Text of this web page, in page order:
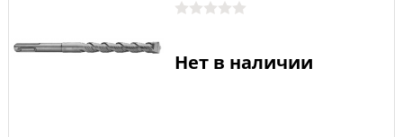
Нет в наличии